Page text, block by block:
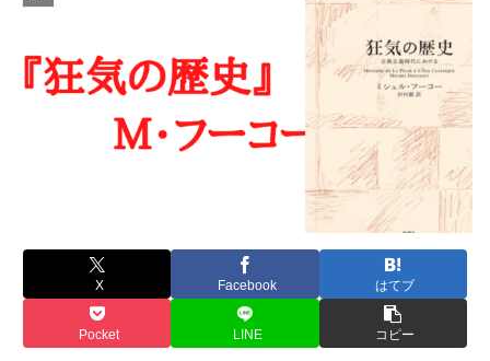
X Facebook はてブ
Pocket LINE コピー